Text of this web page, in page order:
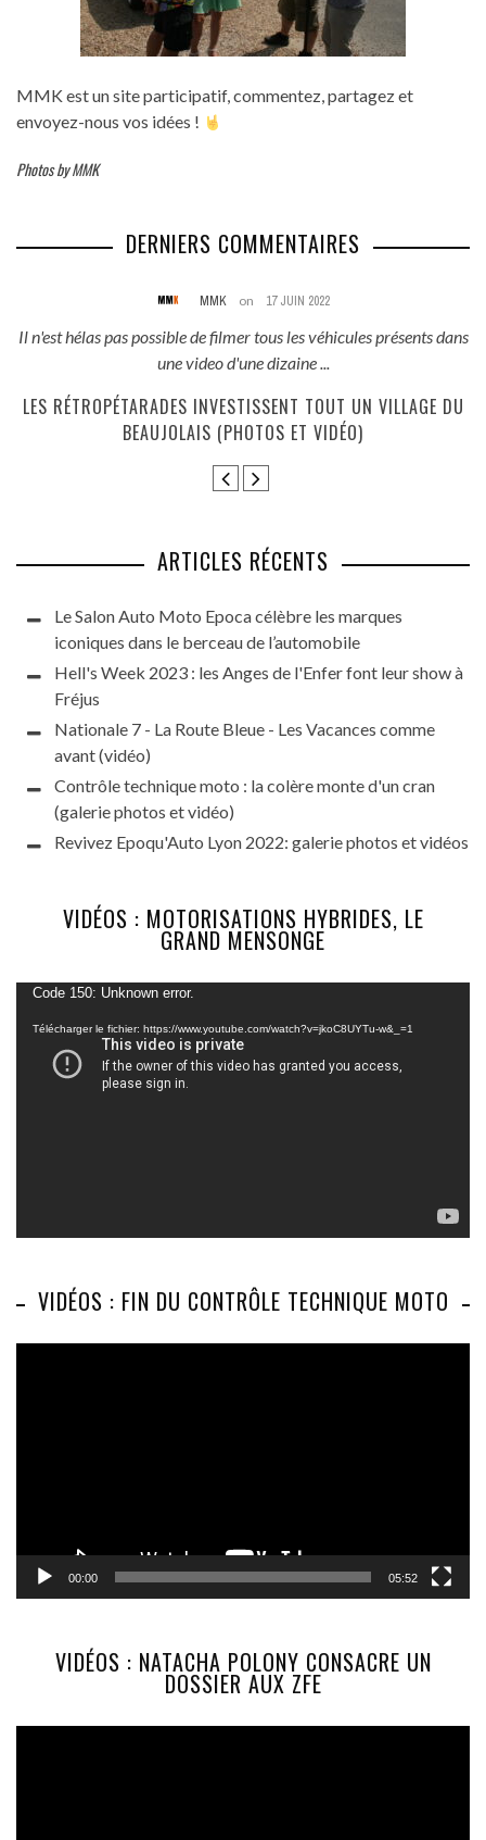
MMK est un site participatif, commentez, partagez et
envoyez-nous vos idées !
Photos by MMK
DERNIERS COMMENTAIRES
MMK on 17 JUIN 2022
Il n'est hélas pas possible de filmer tous les véhicules présents dans
une video d'une dizaine ...
LES RÉTROPÉTARADES INVESTISSENT TOUT UN VILLAGE DU
BEAUJOLAIS (PHOTOS ET VIDÉO)
ARTICLES RÉCENTS
Le Salon Auto Moto Epoca célèbre les marques
iconiques dans le berceau de l’automobile
Hell's Week 2023 : les Anges de l'Enfer font leur show à
Fréjus
Nationale 7 - La Route Bleue - Les Vacances comme
avant (vidéo)
Contrôle technique moto : la colère monte d'un cran
(galerie photos et vidéo)
Revivez Epoqu'Auto Lyon 2022: galerie photos et vidéos
VIDÉOS : MOTORISATIONS HYBRIDES, LE
GRAND MENSONGE
Lecteur
vidéo
Code 150: Unknown error.
Télécharger le fichier: https://www.youtube.com/watch?v=jkoC8UYTu-w&_=1
VIDÉOS : FIN DU CONTRÔLE TECHNIQUE MOTO
00:00 05:52
VIDÉOS : NATACHA POLONY CONSACRE UN
DOSSIER AUX ZFE